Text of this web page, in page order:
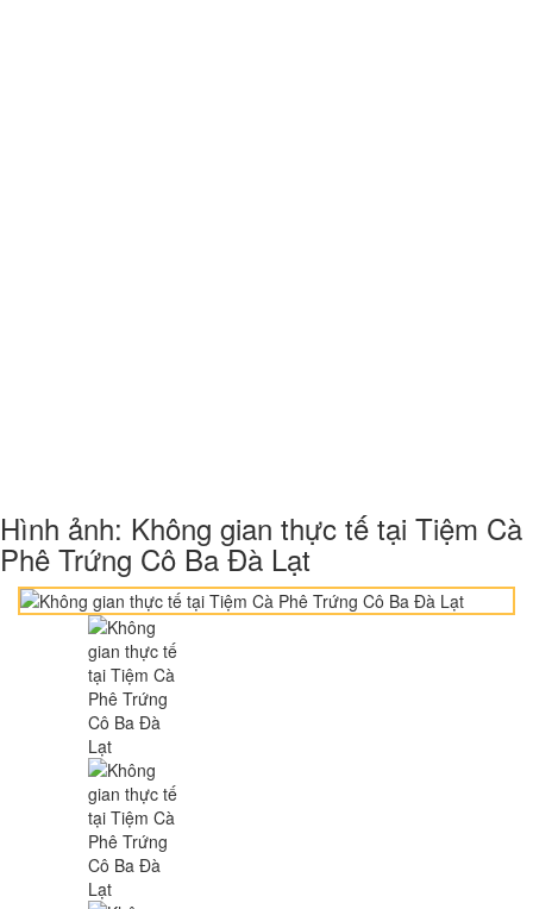
Hình ảnh: Không gian thực tế tại Tiệm Cà
Phê Trứng Cô Ba Đà Lạt